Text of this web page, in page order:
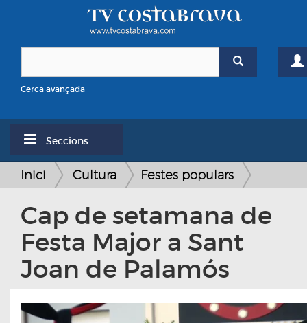
Cerca avançada
Seccions
Inici Cultura Festes populars
Cap de setamana de
Festa Major a Sant
Joan de Palamós